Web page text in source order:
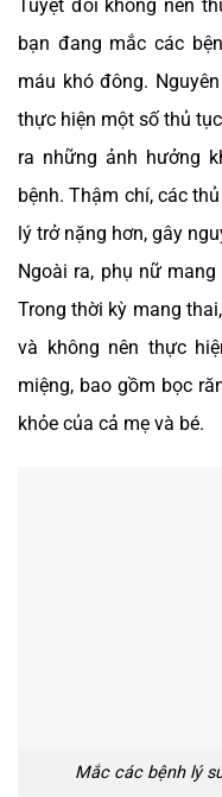
Tuyệt đối không nên
bạn đang mắc các
máu khó đông.
thực hiện một số thủ
ra những ảnh hưởng
bệnh. Thậm chí, các
lý trở nặng hơn, gây
Ngoài ra, phụ nữ
Trong thời kỳ mang
và không nên thực
miệng, bao gồm bọc
khỏe của cả mẹ và bé.
Mắc các bệnh lý